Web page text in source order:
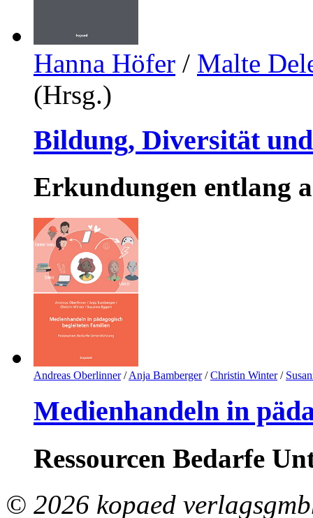
Hanna Höfer / Malte
(Hrsg.)
Bildung, Diversität
Erkundungen entlang
Andreas Oberlinner/Anja Bamberger/Christin Winter/
Medienhandeln in
Ressourcen Bedarfe
© 2026 kopaed